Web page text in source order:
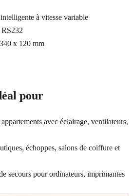
à vitesse variable
x 120 mm
pour
avec éclairage, ventilateurs,
échoppes, salons de coiffure et
secours pour ordinateurs, imprimantes